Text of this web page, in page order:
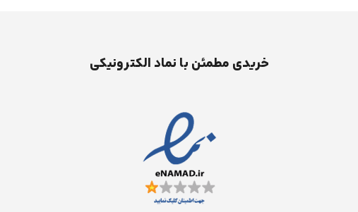
خریدی مطمئن با نماد الکترونیکی